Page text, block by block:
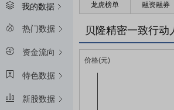
我的数据
热门数据
资金流向
特色数据
新股数据
龙虎榜单 融资融券
贝隆精密一致行动